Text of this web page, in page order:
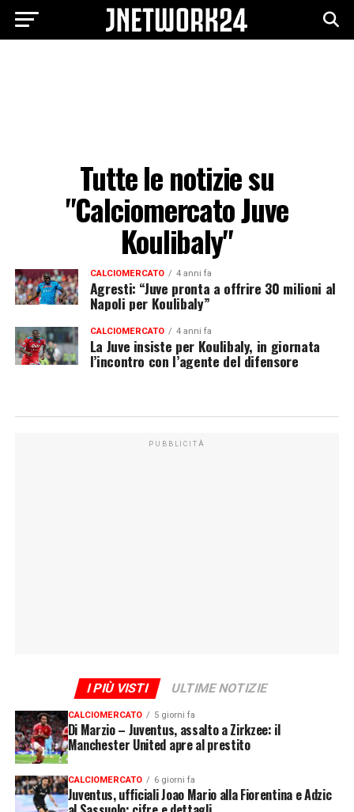
Tutte le notizie su
"Calciomercato Juve
Koulibaly"
CALCIOMERCATO 4 anni fa
Agresti: “Juve pronta a offrire 30 milioni al
Napoli per Koulibaly”
CALCIOMERCATO 4 anni fa
La Juve insiste per Koulibaly, in giornata
l’incontro con l’agente del difensore
PUBBLICITÀ
I PIÙ VISTI ULTIME NOTIZIE
CALCIOMERCATO 5 giorni fa
Di Marzio – Juventus, assalto a Zirkzee: il
Manchester United apre al prestito
CALCIOMERCATO 6 giorni fa
Juventus, ufficiali Joao Mario alla Fiorentina e Adzic